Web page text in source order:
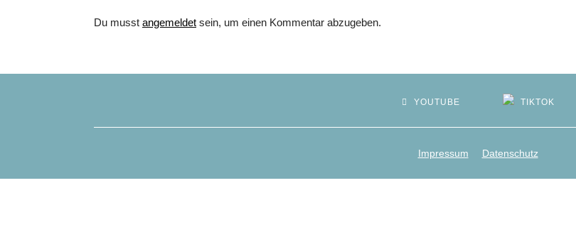
Du musst angemeldet sein, um einen Kommentar abzugeben.
YOUTUBE TIKTOK
Impressum Datenschutz